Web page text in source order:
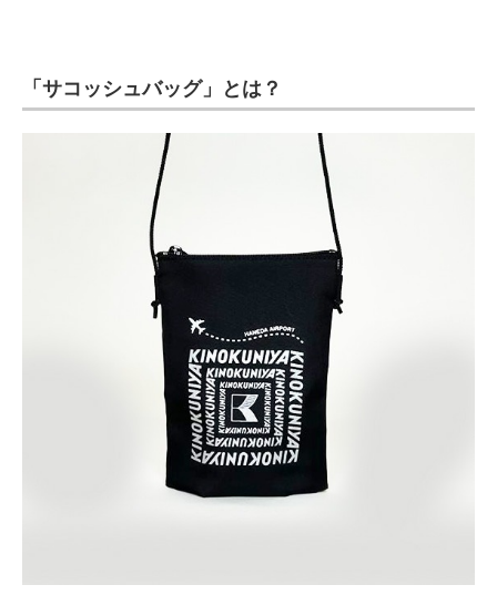
建設×テクノロジーの最前線
ちょっと気になるネットの話題
「サコッシュバッグ」とは？